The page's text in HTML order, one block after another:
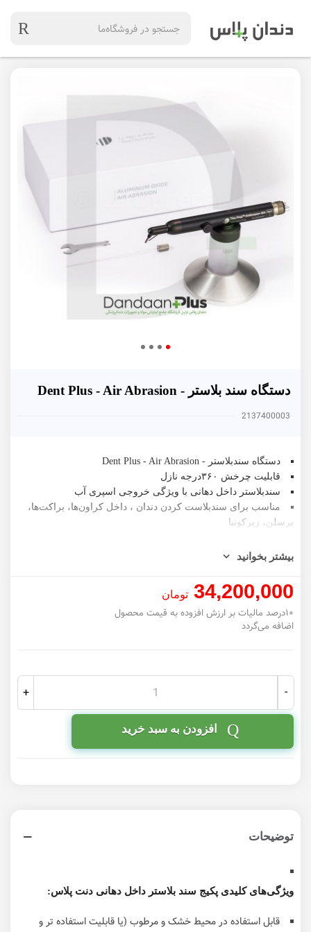
دستگاه سند بلاستر - Dent Plus - Air Abrasion
2137400003
34,200,000 تومان
۱۰درصد مالیات بر ارزش افزوده به قیمت محصول
اضافه می‌گردد
دستگاه سندبلاستر - Dent Plus - Air Abrasion
قابلیت چرخش ۳۶۰درجه نازل
سندبلاستر داخل دهانی با ویژگی خروجی اسپری آب
مناسب برای سندبلاست کردن دندان ، داخل کراون‌ها، براکت‌ها،
پرسلن، زیرکونیا
۴ سوراخه + اتصال مستقیم به‌ شلنگ یونیت
بیشتر بخوانید
-
+
افزودن به سبد خرید
توضیحات
ویژگی‌های کلیدی پکیج سند بلاستر داخل دهانی دنت پلاس:
قابل استفاده در محیط خشک و مرطوب (یا قابلیت استفاده تر و